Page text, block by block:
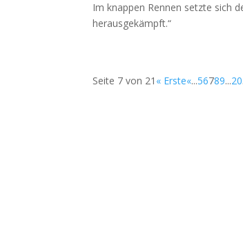
Im knappen Rennen setzte sich
herausgekämpft.“
Seite 7 von 21 « Erste«...56789...20